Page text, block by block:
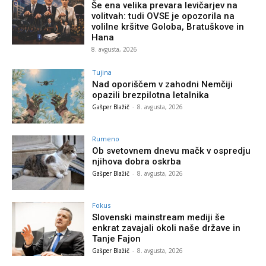
Še ena velika prevara levičarjev na
volitvah: tudi OVSE je opozorila na
volilne kršitve Goloba, Bratuškove in
Hana
8. avgusta, 2026
Tujina
Nad oporiščem v zahodni Nemčiji
opazili brezpilotna letalnika
Gašper Blažič - 8. avgusta, 2026
Rumeno
Ob svetovnem dnevu mačk v ospredju
njihova dobra oskrba
Gašper Blažič - 8. avgusta, 2026
Fokus
Slovenski mainstream mediji še
enkrat zavajali okoli naše države in
Tanje Fajon
Gašper Blažič - 8. avgusta, 2026